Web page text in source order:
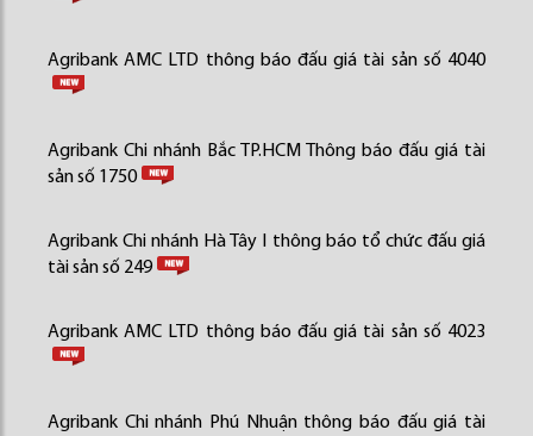
Agribank AMC LTD thông báo đấu giá tài sản số 4040
Agribank Chi nhánh Bắc TP.HCM Thông báo đấu giá tài
sản số 1750
Agribank Chi nhánh Hà Tây I thông báo tổ chức đấu giá
tài sản số 249
Agribank AMC LTD thông báo đấu giá tài sản số 4023
Agribank Chi nhánh Phú Nhuận thông báo đấu giá tài